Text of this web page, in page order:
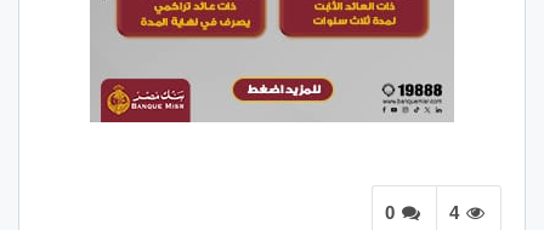
0 4